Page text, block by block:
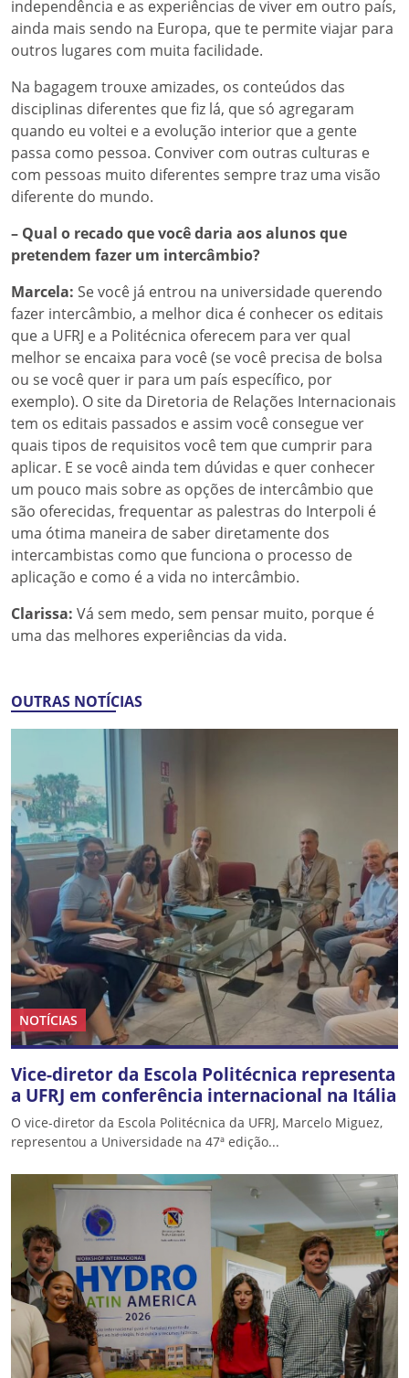
independência e as experiências de viver em outro país,
ainda mais sendo na Europa, que te permite viajar para
outros lugares com muita facilidade.
Na bagagem trouxe amizades, os conteúdos das
disciplinas diferentes que fiz lá, que só agregaram
quando eu voltei e a evolução interior que a gente
passa como pessoa. Conviver com outras culturas e
com pessoas muito diferentes sempre traz uma visão
diferente do mundo.
– Qual o recado que você daria aos alunos que
pretendem fazer um intercâmbio?
Marcela: Se você já entrou na universidade querendo
fazer intercâmbio, a melhor dica é conhecer os editais
que a UFRJ e a Politécnica oferecem para ver qual
melhor se encaixa para você (se você precisa de bolsa
ou se você quer ir para um país específico, por
exemplo). O site da Diretoria de Relações Internacionais
tem os editais passados e assim você consegue ver
quais tipos de requisitos você tem que cumprir para
aplicar. E se você ainda tem dúvidas e quer conhecer
um pouco mais sobre as opções de intercâmbio que
são oferecidas, frequentar as palestras do Interpoli é
uma ótima maneira de saber diretamente dos
intercambistas como que funciona o processo de
aplicação e como é a vida no intercâmbio.
Clarissa: Vá sem medo, sem pensar muito, porque é
uma das melhores experiências da vida.
OUTRAS NOTÍCIAS
NOTÍCIAS
Vice-diretor da Escola Politécnica representa
a UFRJ em conferência internacional na Itália
O vice-diretor da Escola Politécnica da UFRJ, Marcelo Miguez,
representou a Universidade na 47ª edição...